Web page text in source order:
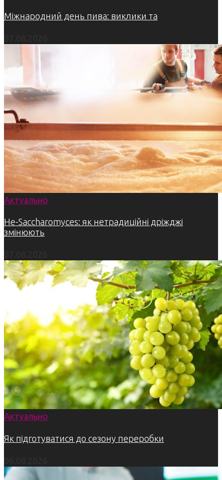
Міжнародний день пива: виклики та
Актуально
Не-Saccharomyces: як нетрадиційні дріжджі
змінюють
Актуально
Як підготуватися до сезону переробки